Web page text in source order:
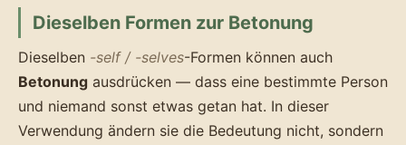
Dieselben Formen zur Betonung
Dieselben -self / -selves-Formen können auch
Betonung ausdrücken — dass eine bestimmte Person
und niemand sonst etwas getan hat. In dieser
Verwendung ändern sie die Bedeutung nicht, sondern